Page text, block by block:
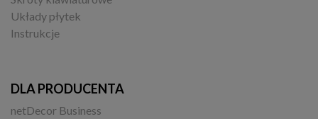
Układy płytek
Instrukcje
DLA PRODUCENTA
netDecor Business